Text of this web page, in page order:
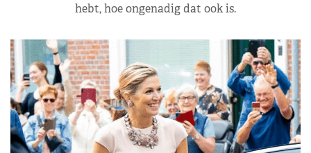
hebt, hoe ongenadig dat ook is.